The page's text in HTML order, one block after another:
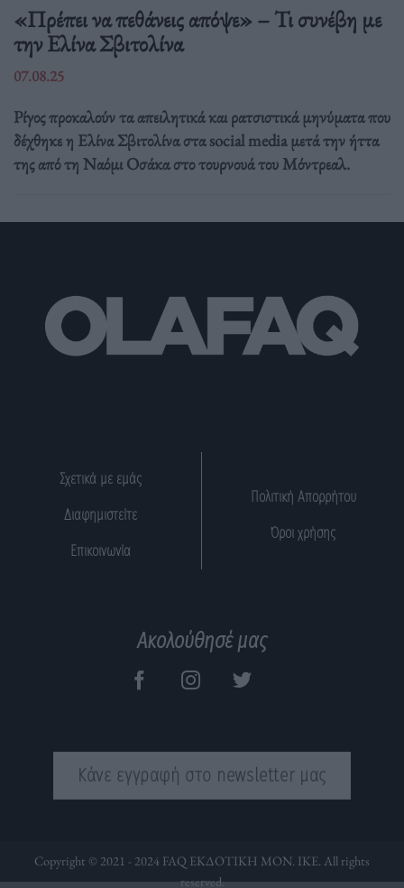
«Πρέπει να πεθάνεις απόψε» – Τι συνέβη με
την Ελίνα Σβιτολίνα
07.08.25
Ρίγος προκαλούν τα απειλητικά και ρατσιστικά μηνύματα που
δέχθηκε η Ελίνα Σβιτολίνα στα social media μετά την ήττα
της από τη Ναόμι Οσάκα στο τουρνουά του Μόντρεαλ.
Σχετικά με εμάς
Διαφημιστείτε
Επικοινωνία
Πολιτική Απορρήτου
Όροι χρήσης
Ακολούθησέ μας
Κάνε εγγραφή στο newsletter μας
Copyright © 2021 - 2024 FAQ ΕΚΔΟΤΙΚΗ ΜΟΝ. ΙΚΕ. All rights
reserved.